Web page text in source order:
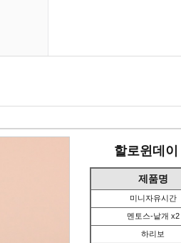
할로윈데
제품명
미니자유시간
멘토스-낱개 x2
하리보